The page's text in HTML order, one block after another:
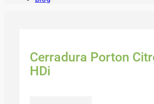
Cerradura Porton
HDi